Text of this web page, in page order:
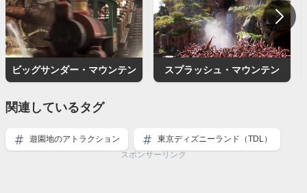
ビッグサンダー・マウンテン スプラッシュ・マウンテン
関連しているタグ
遊園地のアトラクション
東京ディズニーランド（TDL）
スポンサーリンク